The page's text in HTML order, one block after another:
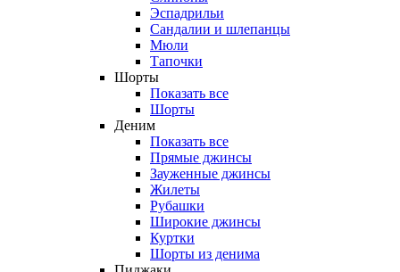
Эспадрильи
Сандалии и шлепанцы
Мюли
Тапочки
Шорты
Показать все
Шорты
Деним
Показать все
Прямые джинсы
Зауженные джинсы
Жилеты
Рубашки
Широкие джинсы
Куртки
Шорты из денима